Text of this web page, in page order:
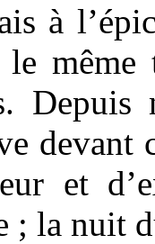
à
le
Depuis
devant
et
; la nuit